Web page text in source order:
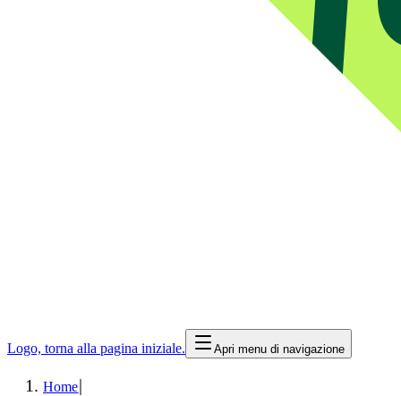
Logo, torna alla pagina iniziale. Apri menu di navigazione
Home|